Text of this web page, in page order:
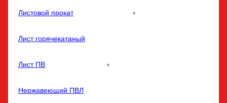
Листовой прокат
Лист горячекатаный
Лист ПВ
Нержавеющий ПВЛ